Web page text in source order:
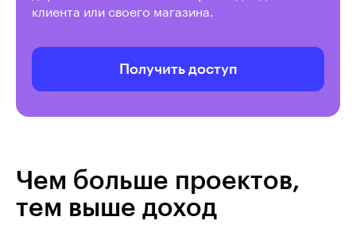
клиента или своего магазина.
Получить доступ
Чем больше проектов,
тем выше доход